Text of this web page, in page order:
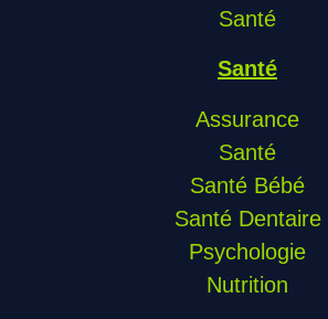
Santé
Santé
Assurance
Santé
Santé Bébé
Santé Dentaire
Psychologie
Nutrition